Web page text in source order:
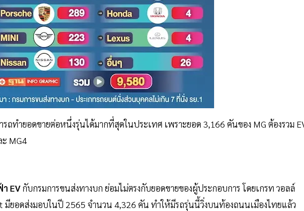
รถทำยอดขายต่อหนึ่งรุ่นได้มากที่สุดในประเทศ เพราะยอด 3,166 คันของ MG ต้องรวม
ะ MG4
EV กับกรมการขนส่งทางบก ย่อมไม่ตรงกับยอดขายของผู้ประกอบการ โดยเกรท วอลล์
มียอดส่งมอบในปี 2565 จำนวน 4,326 คัน ทำให้มีรถรุ่นนี้วิ่งบนท้องถนนเมืองไทยแล้ว